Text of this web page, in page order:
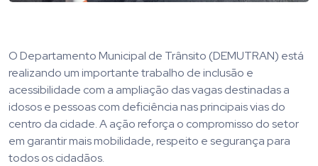
O Departamento Municipal de Trânsito (DEMUTRAN) está
realizando um importante trabalho de inclusão e
acessibilidade com a ampliação das vagas destinadas a
idosos e pessoas com deficiência nas principais vias do
centro da cidade. A ação reforça o compromisso do setor
em garantir mais mobilidade, respeito e segurança para
todos os cidadãos.